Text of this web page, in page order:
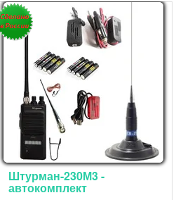
Штурман-230М3- AM/FM
Си-Би (27 МГц) рация с